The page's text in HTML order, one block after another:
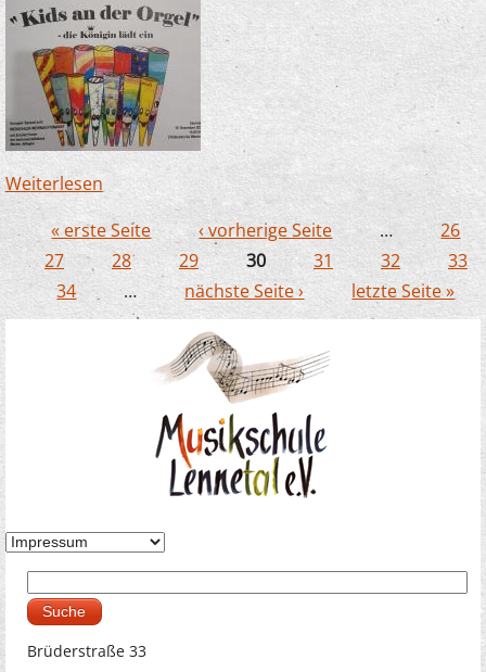
Weiterlesen über Wenn Anastasia mit Füßen tritt - Kids an
der Orgel zum Werdohler Weihnachtsmarkt
Seiten
« erste Seite ‹ vorherige Seite …
26
27
28 29 30 31 32
33
34
… nächste Seite › letzte Seite »
Suchformular
Brüderstraße 33